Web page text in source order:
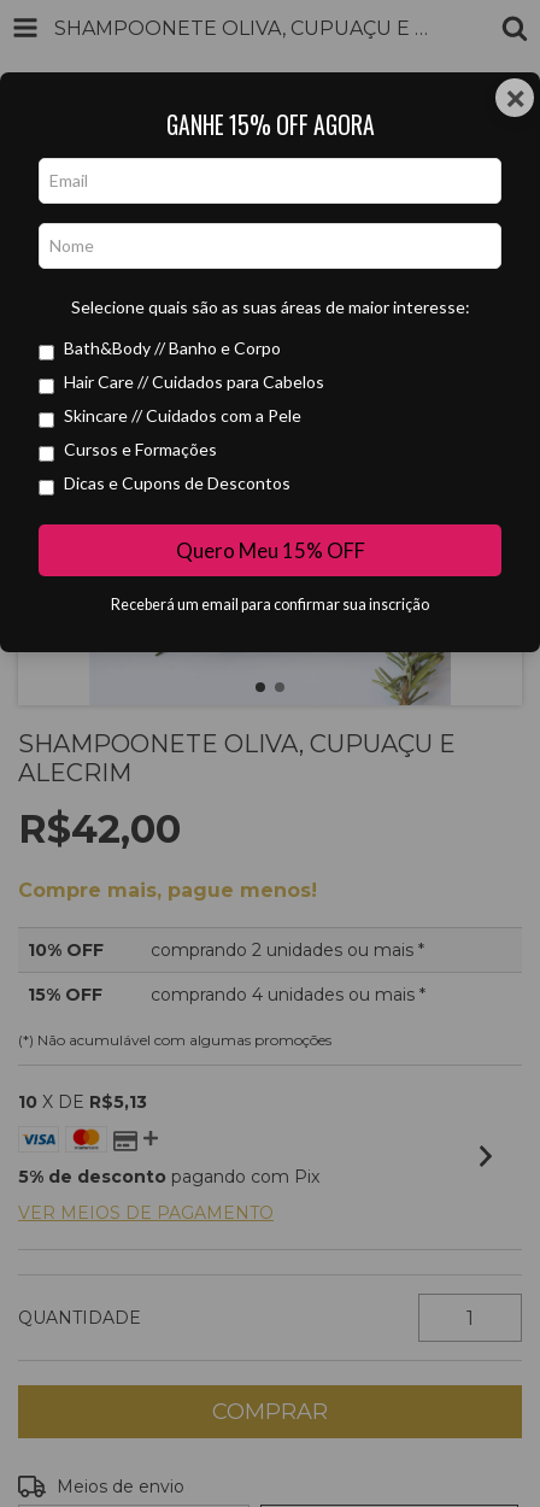
SHAMPOONETE OLIVA, CUPUAÇU E ALECRIM
0
INSCREVA-SE NA NOSSA NEWSLETTER E GANHE E-BOOK
Shampoonete Oliva, Cupuaçu e Alecrim
ATÉ 15% OFF
em quantidade
SHAMPOONETE OLIVA, CUPUAÇU E
ALECRIM
R$42,00
Compre mais, pague menos!
10% OFF comprando 2 unidades ou mais *
15% OFF comprando 4 unidades ou mais *
(*) Não acumulável com algumas promoções
10 X DE R$5,13
5% de desconto pagando com Pix
VER MEIOS DE PAGAMENTO
QUANTIDADE
Entregas para o CEP:
Meios de envio
×
GANHE 15% OFF AGORA
Selecione quais são as suas áreas de maior interesse:
Bath&Body // Banho e Corpo
Hair Care // Cuidados para Cabelos
Skincare // Cuidados com a Pele
Cursos e Formações
Dicas e Cupons de Descontos
Quero Meu 15% OFF
Receberá um email para confirmar sua inscrição